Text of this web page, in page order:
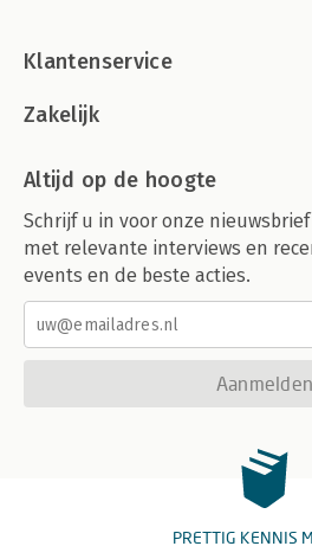
Klantenservice
Zakelijk
Altijd op de hoogte
Schrijf u in voor onze
met relevante interviews en
events en de beste acties.
Aanmelden
PRETTIG KENNIS